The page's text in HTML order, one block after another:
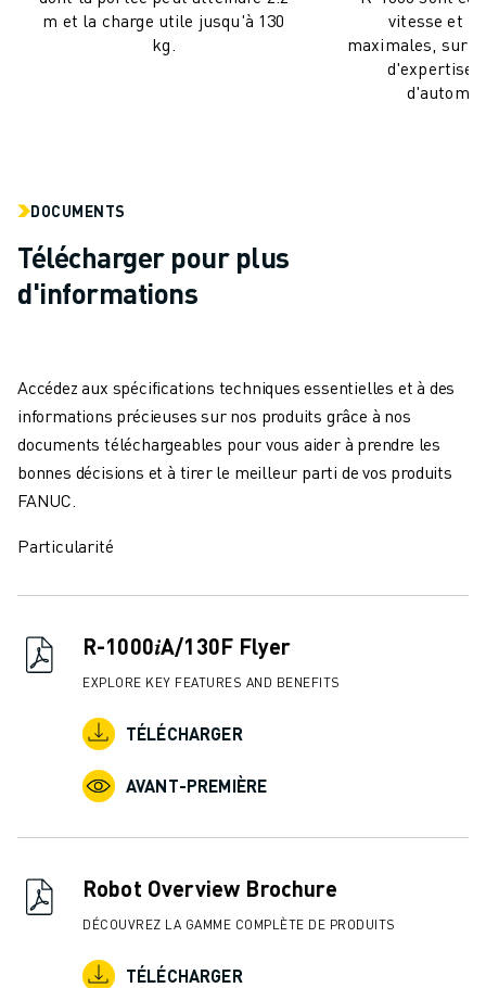
CONTACTm et la charge utile jusqu'à 130
kg.
vitesse et
maximales, sur
d'expertise
DOCUMENTS
Télécharger pour plus
d'informations
Accédez aux spécifications techniques essentielles et à des
informations précieuses sur nos produits grâce à nos
documents téléchargeables pour vous aider à prendre les
bonnes décisions et à tirer le meilleur parti de vos produits
FANUC.
Particularité
R-1000𝑖A/130F Flyer
EXPLORE KEY FEATURES AND BENEFITS
TÉLÉCHARGER
AVANT-PREMIÈRE
Robot Overview Brochure
DÉCOUVREZ LA GAMME COMPLÈTE DE PRODUITS
TÉLÉCHARGER